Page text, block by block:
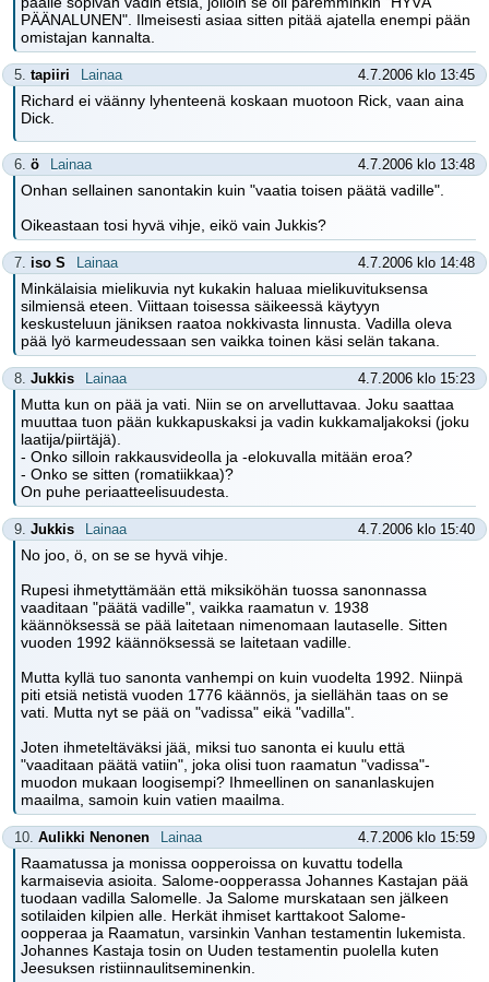
PÄÄNALUNEN". Ilmeisesti asiaa sitten pitää ajatella enempi pään
omistajan kannalta.
5. tapiiri Lainaa 4.7.2006 klo 13:45
Richard ei väänny lyhenteenä koskaan muotoon Rick, vaan aina
Dick.
6. ö Lainaa 4.7.2006 klo 13:48
Onhan sellainen sanontakin kuin "vaatia toisen päätä vadille".
Oikeastaan tosi hyvä vihje, eikö vain Jukkis?
7. iso S Lainaa 4.7.2006 klo 14:48
Minkälaisia mielikuvia nyt kukakin haluaa mielikuvituksensa
silmiensä eteen. Viittaan toisessa säikeessä käytyyn
keskusteluun jäniksen raatoa nokkivasta linnusta. Vadilla oleva
pää lyö karmeudessaan sen vaikka toinen käsi selän takana.
8. Jukkis Lainaa 4.7.2006 klo 15:23
Mutta kun on pää ja vati. Niin se on arvelluttavaa. Joku saattaa
muuttaa tuon pään kukkapuskaksi ja vadin kukkamaljakoksi (joku
laatija/piirtäjä).
- Onko silloin rakkausvideolla ja -elokuvalla mitään eroa?
- Onko se sitten (romatiikkaa)?
On puhe periaatteelisuudesta.
9. Jukkis Lainaa 4.7.2006 klo 15:40
No joo, ö, on se se hyvä vihje.
Rupesi ihmetyttämään että miksiköhän tuossa sanonnassa
vaaditaan "päätä vadille", vaikka raamatun v. 1938
käännöksessä se pää laitetaan nimenomaan lautaselle. Sitten
vuoden 1992 käännöksessä se laitetaan vadille.
Mutta kyllä tuo sanonta vanhempi on kuin vuodelta 1992. Niinpä
piti etsiä netistä vuoden 1776 käännös, ja siellähän taas on se
vati. Mutta nyt se pää on "vadissa" eikä "vadilla".
Joten ihmeteltäväksi jää, miksi tuo sanonta ei kuulu että
"vaaditaan päätä vatiin", joka olisi tuon raamatun "vadissa"-
muodon mukaan loogisempi? Ihmeellinen on sananlaskujen
maailma, samoin kuin vatien maailma.
10. Aulikki Nenonen Lainaa 4.7.2006 klo 15:59
Raamatussa ja monissa oopperoissa on kuvattu todella
karmaisevia asioita. Salome-oopperassa Johannes Kastajan pää
tuodaan vadilla Salomelle. Ja Salome murskataan sen jälkeen
sotilaiden kilpien alle. Herkät ihmiset karttakoot Salome-
oopperaa ja Raamatun, varsinkin Vanhan testamentin lukemista.
Johannes Kastaja tosin on Uuden testamentin puolella kuten
Jeesuksen ristiinnaulitseminenkin.